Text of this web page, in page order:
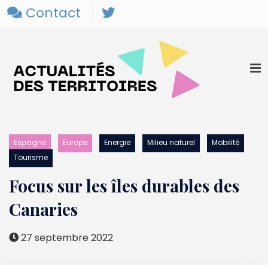
Contact
Espagne Europe Energie Milieu naturel
Mobilité
Tourisme
Focus sur les îles durables des
Canaries
27 septembre 2022